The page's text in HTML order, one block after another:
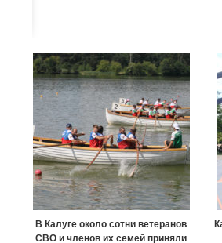
В Калуге около сотни ветеранов
СВО и членов их семей приняли